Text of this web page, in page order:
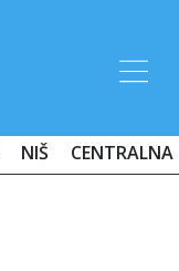
NIŠ CENTRALNA